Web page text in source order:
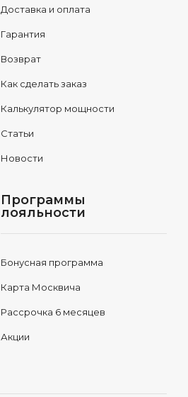
Доставка и оплата
Гарантия
Возврат
Как сделать заказ
Калькулятор мощности
Статьи
Новости
Программы
лояльности
Бонусная программа
Карта Москвича
Рассрочка 6 месяцев
Акции